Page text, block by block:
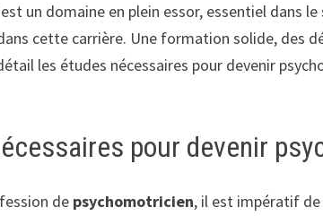
est un domaine en plein essor, essentiel dans
cette carrière. Une formation solide, des
les études nécessaires pour devenir
pour devenir
de psychomotricien, il est impératif